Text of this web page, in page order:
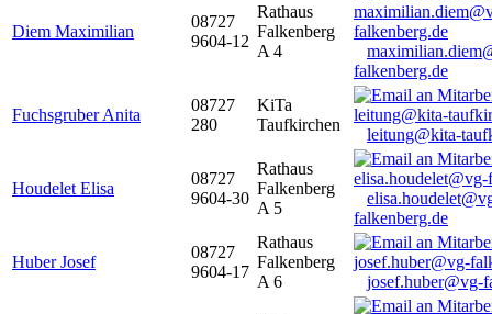
Diem Maximilian
08727
9604-12
Rathaus
Falkenberg
A 4
falkenberg.de
Fuchsgruber Anita
08727
280
KiTa
Taufkirchen
leitung@kita-
Houdelet Elisa
08727
9604-30
Rathaus
Falkenberg
A 5
falkenberg.de
Huber Josef
08727
9604-17
Rathaus
Falkenberg
A 6
josef.huber@vg-